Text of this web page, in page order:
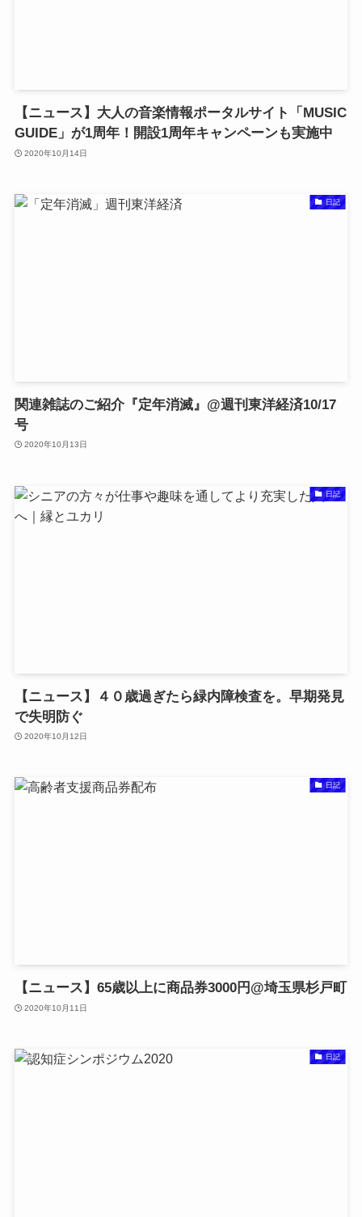
【ニュース】大人の音楽情報ポータルサイト「MUSIC
GUIDE」が1周年！開設1周年キャンペーンも実施中
2020年10月14日
日記
関連雑誌のご紹介『定年消滅』@週刊東洋経済10/17
号
2020年10月13日
日記
【ニュース】４０歳過ぎたら緑内障検査を。早期発見
で失明防ぐ
2020年10月12日
日記
【ニュース】65歳以上に商品券3000円@埼玉県杉戸町
2020年10月11日
日記